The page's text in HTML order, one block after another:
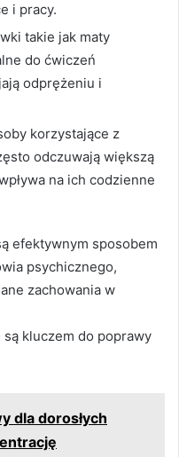
i pracy.
takie jak maty
do ćwiczeń
odprężeniu i
korzystające z
odczuwają większą
na ich codzienne
efektywnym sposobem
psychicznego,
zachowania w
kluczem do poprawy
dla dorosłych